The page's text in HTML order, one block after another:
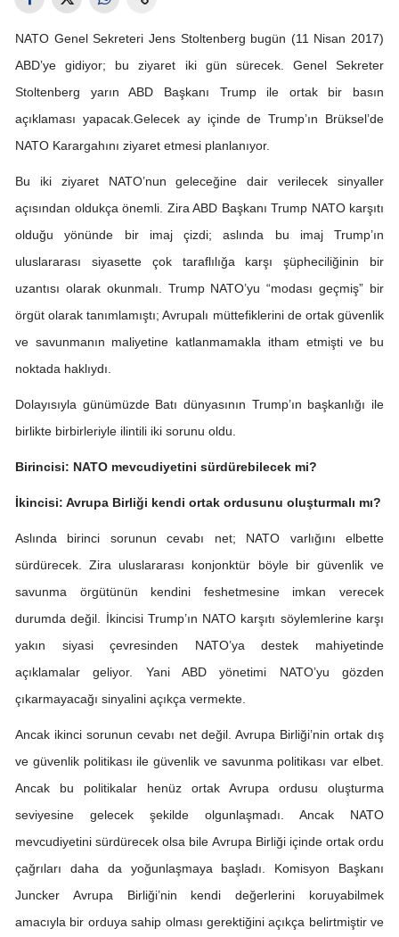
NATO Genel Sekreteri Jens Stoltenberg bugün (11 Nisan 2017)
ABD’ye gidiyor; bu ziyaret iki gün sürecek. Genel Sekreter
Stoltenberg yarın ABD Başkanı Trump ile ortak bir basın
açıklaması yapacak.Gelecek ay içinde de Trump’ın Brüksel’de
NATO Karargahını ziyaret etmesi planlanıyor.
Bu iki ziyaret NATO’nun geleceğine dair verilecek sinyaller
açısından oldukça önemli. Zira ABD Başkanı Trump NATO karşıtı
olduğu yönünde bir imaj çizdi; aslında bu imaj Trump’ın
uluslararası siyasette çok taraflılığa karşı şüpheciliğinin bir
uzantısı olarak okunmalı. Trump NATO’yu “modası geçmiş” bir
örgüt olarak tanımlamıştı; Avrupalı müttefiklerini de ortak güvenlik
ve savunmanın maliyetine katlanmamakla itham etmişti ve bu
noktada haklıydı.
Dolayısıyla günümüzde Batı dünyasının Trump’ın başkanlığı ile
birlikte birbirleriyle ilintili iki sorunu oldu.
Birincisi: NATO mevcudiyetini sürdürebilecek mi?
İkincisi: Avrupa Birliği kendi ortak ordusunu oluşturmalı mı?
Aslında birinci sorunun cevabı net; NATO varlığını elbette
sürdürecek. Zira uluslararası konjonktür böyle bir güvenlik ve
savunma örgütünün kendini feshetmesine imkan verecek
durumda değil. İkincisi Trump’ın NATO karşıtı söylemlerine karşı
yakın siyasi çevresinden NATO’ya destek mahiyetinde
açıklamalar geliyor. Yani ABD yönetimi NATO’yu gözden
çıkarmayacağı sinyalini açıkça vermekte.
Ancak ikinci sorunun cevabı net değil. Avrupa Birliği’nin ortak dış
ve güvenlik politikası ile güvenlik ve savunma politikası var elbet.
Ancak bu politikalar henüz ortak Avrupa ordusu oluşturma
seviyesine gelecek şekilde olgunlaşmadı. Ancak NATO
mevcudiyetini sürdürecek olsa bile Avrupa Birliği içinde ortak ordu
çağrıları daha da yoğunlaşmaya başladı. Komisyon Başkanı
Juncker Avrupa Birliği’nin kendi değerlerini koruyabilmek
amacıyla bir orduya sahip olması gerektiğini açıkça belirtmiştir ve